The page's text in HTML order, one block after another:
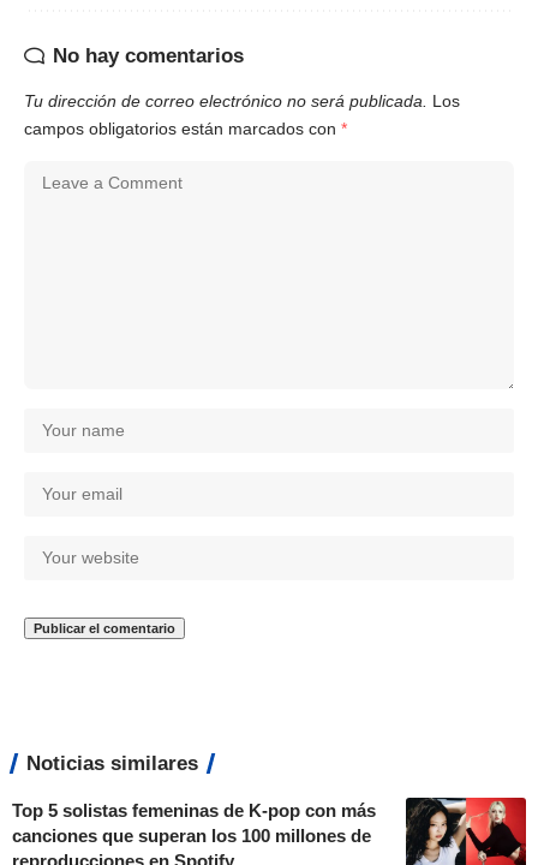
No hay comentarios
Tu dirección de correo electrónico no será publicada.
Los
campos obligatorios están marcados con *
Noticias similares
Top 5 solistas femeninas de K-pop con más
canciones que superan los 100 millones de
reproducciones en Spotify